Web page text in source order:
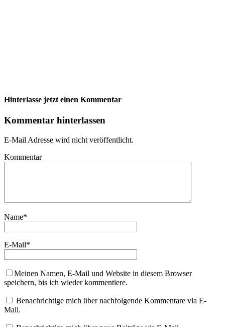
Hinterlasse jetzt einen Kommentar
Kommentar hinterlassen
E-Mail Adresse wird nicht veröffentlicht.
Kommentar
Name*
E-Mail*
Meinen Namen, E-Mail und Website in diesem Browser
speichern, bis ich wieder kommentiere.
Benachrichtige mich über nachfolgende Kommentare via E-
Mail.